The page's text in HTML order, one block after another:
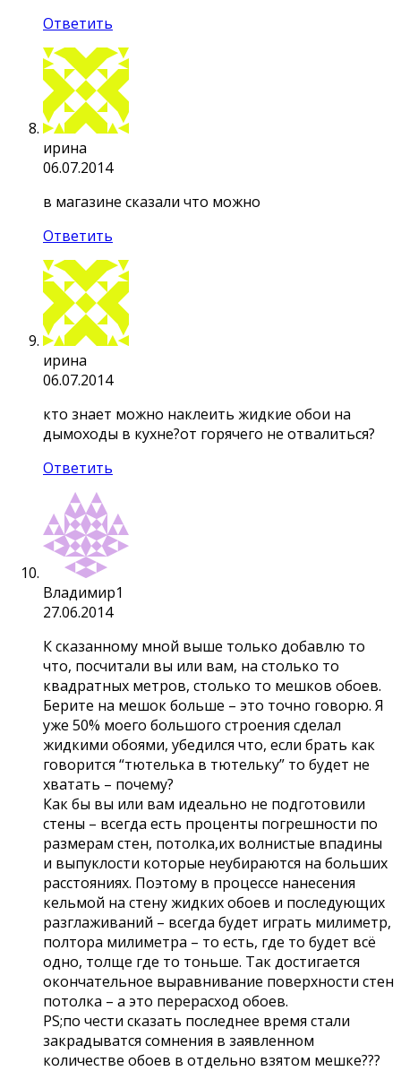
Ответить
ирина
06.07.2014
в магазине сказали что можно
Ответить
ирина
06.07.2014
кто знает можно наклеить жидкие обои на
дымоходы в кухне?от горячего не отвалиться?
Ответить
Владимир1
27.06.2014
К сказанному мной выше только добавлю то
что, посчитали вы или вам, на столько то
квадратных метров, столько то мешков обоев.
Берите на мешок больше – это точно говорю. Я
уже 50% моего большого строения сделал
жидкими обоями, убедился что, если брать как
говорится “тютелька в тютельку” то будет не
хватать – почему?
Как бы вы или вам идеально не подготовили
стены – всегда есть проценты погрешности по
размерам стен, потолка,их волнистые впадины
и выпуклости которые неубираются на больших
расстояниях. Поэтому в процессе нанесения
кельмой на стену жидких обоев и последующих
разглаживаний – всегда будет играть милиметр,
полтора милиметра – то есть, где то будет всё
одно, толще где то тоньше. Так достигается
окончательное выравнивание поверхности стен
потолка – а это перерасход обоев.
PS;по чести сказать последнее время стали
закрадыватся сомнения в заявленном
количестве обоев в отдельно взятом мешке???